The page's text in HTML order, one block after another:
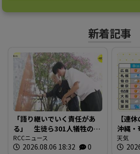
新着記事
「語り継いでいく責任があ
る」 生徒ら301人犠牲の女
学校で追悼式 “第一県女の
後輩”から被爆者への誓い
RCCニュース
2026.08.06 18:32 0
【連
沖縄・
予想
やすい
天気